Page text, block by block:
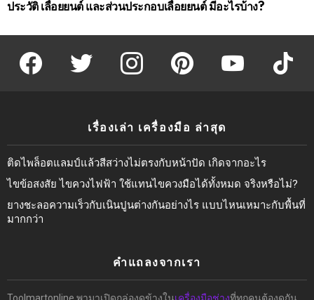
ประวัติ เลื่อยยนต์ และส่วนประกอบเลื่อยยนต์ มีอะไรบ้าง?
facebook twitter instagram pinterest youtube tiktok
เรื่องเล่า เครื่องมือ ล่าสุด
ติดไพล็อตแลมป์แล้วสีสว่างไม่ตรงกับหน้าปัด เกิดจากอะไร
ไขข้อสงสัย ไขควงไฟฟ้า ใช้แทนไขควงมือได้ทั้งหมด จริงหรือไม่?
ยางชะลอความเร็วกับเนินปูนต่างกันอย่างไร แบบไหนเหมาะกับพื้นที่
มากกว่า
คำแถลงจากเรา